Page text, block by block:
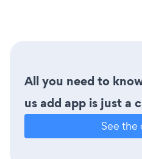
All you need to
us add app is just a
See the